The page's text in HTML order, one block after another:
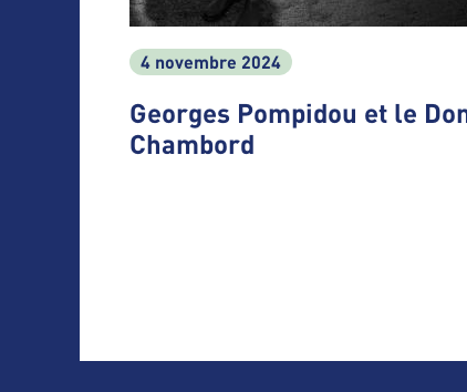
4 novembre 2024
Georges Pompidou et le
Chambord